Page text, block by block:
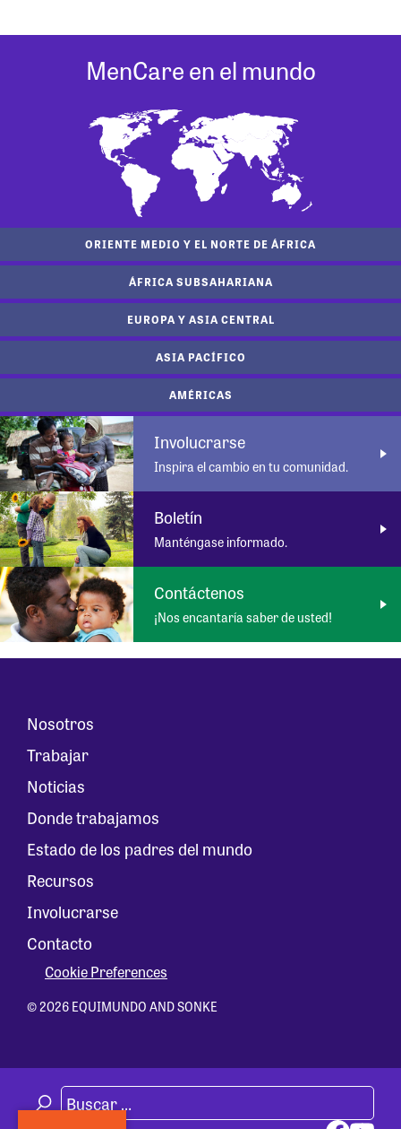
MenCare en el mundo
ORIENTE MEDIO Y EL NORTE DE ÁFRICA
ÁFRICA SUBSAHARIANA
EUROPA Y ASIA CENTRAL
ASIA PACÍFICO
AMÉRICAS
Involucrarse
Inspira el cambio en tu comunidad.
Boletín
Manténgase informado.
Contáctenos
¡Nos encantaría saber de usted!
Nosotros
Trabajar
Noticias
Donde trabajamos
Estado de los padres del mundo
Recursos
Involucrarse
Contacto
Cookie Preferences
© 2026 EQUIMUNDO AND SONKE